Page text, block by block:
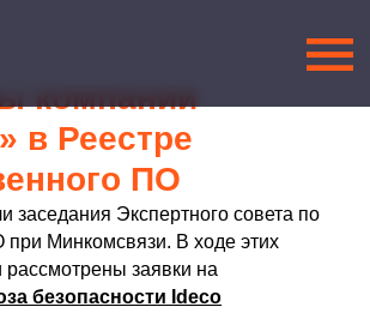
компании
в Реестре
ПО
заседания Экспертного совета по
при Минкомсвязи. В ходе этих
заявки на
безопасности Ideco